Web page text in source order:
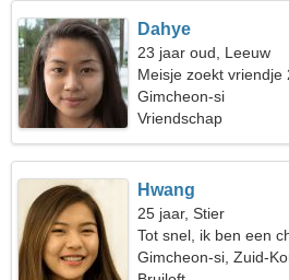
Dahye
23 jaar oud, Leeuw
Meisje zoekt vriendje
Gimcheon-si
Vriendschap
Hwang
25 jaar, Stier
Tot snel, ik ben een
Gimcheon-si, Zuid-